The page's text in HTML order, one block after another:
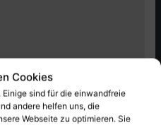
Cookies
sind für die einwandfreie
andere helfen uns, die
Webseite zu optimieren. Sie
bei BMW 700 Coupe